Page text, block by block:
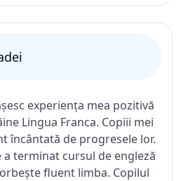
experiența mea pozitivă
Lingua Franca. Copiii mei
încântată de progresele lor.
terminat cursul de engleză
fluent limba. Copilul